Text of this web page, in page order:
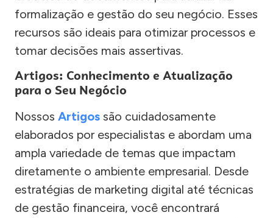
formalização e gestão do seu negócio. Esses
recursos são ideais para otimizar processos e
tomar decisões mais assertivas.
Artigos: Conhecimento e Atualização
para o Seu Negócio
Nossos Artigos são cuidadosamente
elaborados por especialistas e abordam uma
ampla variedade de temas que impactam
diretamente o ambiente empresarial. Desde
estratégias de marketing digital até técnicas
de gestão financeira, você encontrará